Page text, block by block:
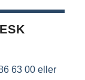
63 00 eller